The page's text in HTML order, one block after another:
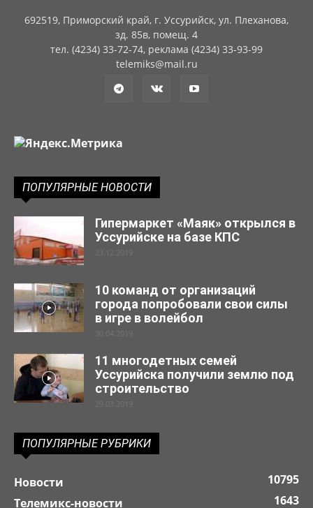
692519, Приморский край, г. Уссурийск, ул. Плеханова,
зд. 85в, помещ. 4
тел. (4234) 33-72-74, реклама (4234) 33-93-99
telemiks@mail.ru
ПОПУЛЯРНЫЕ НОВОСТИ
Гипермаркет «Маяк» открылся в
Уссурийске на базе КПС
23.12.2019
10 команд от организаций
города попробовали свои силы
в игре в волейбол
30.04.2019
11 многодетных семей
Уссурийска получили землю под
строительство
29.03.2019
ПОПУЛЯРНЫЕ РУБРИКИ
Новости
10795
Телемикс-новости
1643